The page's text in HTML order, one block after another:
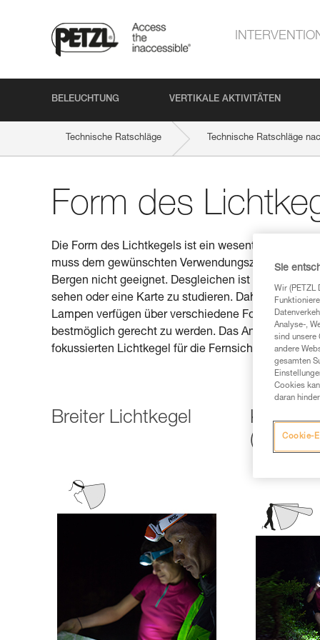
BELEUCHTUNG VERTIKALE AKTIVITÄTEN
Technische Ratschläge Technische Ratschläge
Form des
Die Form des Lichtkegels ist ein wesentliches
muss dem gewünschten Verwendungszweck der
Bergen nicht geeignet. Desgleichen ist ein
sehen oder eine Karte zu studieren. Daher ist das
Lampen verfügen über verschiedene Formen von
bestmöglich gerecht zu werden. Das Angebot
fokussierten Lichtkegel für die Fernsicht oder zum
Breiter Lichtkegel
(breit +
Sie
Wir (PETZL
Analyse-,
sind unsere
andere
gesamten
Cookies
daran
Cookie-